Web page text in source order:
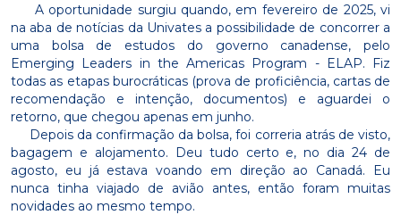
A oportunidade surgiu quando, em fevereiro de 2025, vi
na aba de notícias da Univates a possibilidade de concorrer a
uma bolsa de estudos do governo canadense, pelo
Emerging Leaders in the Americas Program - ELAP. Fiz
todas as etapas burocráticas (prova de proficiência, cartas de
recomendação e intenção, documentos) e aguardei o
retorno, que chegou apenas em junho.
Depois da confirmação da bolsa, foi correria atrás de visto,
bagagem e alojamento. Deu tudo certo e, no dia 24 de
agosto, eu já estava voando em direção ao Canadá. Eu
nunca tinha viajado de avião antes, então foram muitas
novidades ao mesmo tempo.